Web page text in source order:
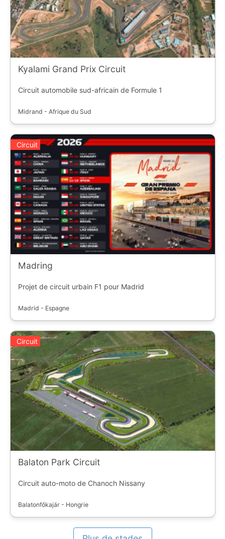
Kyalami Grand Prix Circuit
Circuit automobile sud-africain de Formule 1
Midrand - Afrique du Sud
Circuit
Madring
Projet de circuit urbain F1 pour Madrid
Madrid - Espagne
Circuit
Balaton Park Circuit
Circuit auto-moto de Chanoch Nissany
Balatonfőkajár - Hongrie